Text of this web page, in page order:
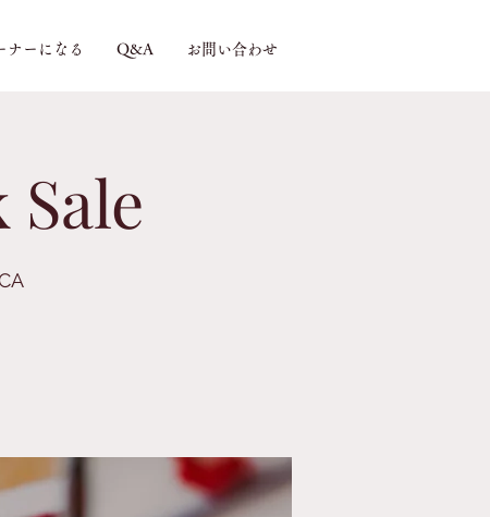
ナーになる Q&A お問い合わせ